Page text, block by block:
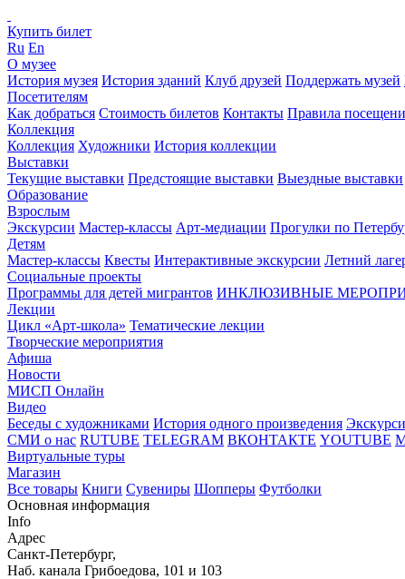
Купить билет
Ru En
О музее
История музея История зданий Клуб друзей Поддержать музей
Посетителям
Как добраться Стоимость билетов Контакты Правила
Коллекция
Коллекция Художники История коллекции
Выставки
Текущие выставки Предстоящие выставки Выездные выставки
Образование
Взрослым
Экскурсии Мастер-классы Арт-медиации Прогулки по
Детям
Мастер-классы Квесты Интерактивные экскурсии Летний
Социальные проекты
Программы для детей мигрантов ИНКЛЮЗИВНЫЕ
Лекции
Цикл «Арт-школа» Тематические лекции
Творческие мероприятия
Афиша
Новости
МИСП Онлайн
Видео
Беседы с художниками История одного произведения
СМИ о нас RUTUBE TELEGRAM ВКОНТАКТЕ YOUTUBE
Виртуальные туры
Магазин
Все товары Книги Сувениры Шопперы Футболки
Основная информация
Info
Адрес
Санкт-Петербург,
Наб. канала Грибоедова, 101 и 103